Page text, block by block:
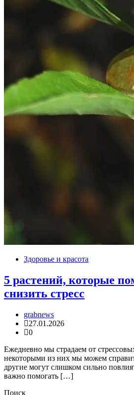
Здоровье и красота
5 растений, которые
снизить стресс
grabnews
27.01.2026
0
Ежедневно мы страдаем от
некоторыми из них мы можем
другие могут слишком сильно
важно помогать […]
Поиск